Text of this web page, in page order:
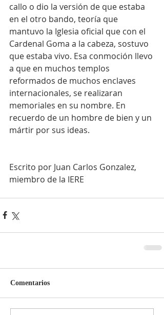
callo o dio la versión de que estaba
en el otro bando, teoría que
mantuvo la Iglesia oficial que con el
Cardenal Goma a la cabeza, sostuvo
que estaba vivo. Esa conmoción llevo
a que en muchos templos
reformados de muchos enclaves
internacionales, se realizaran
memoriales en su nombre. En
recuerdo de un hombre de bien y un
mártir por sus ideas.
Escrito por Juan Carlos Gonzalez,
miembro de la IERE
Comentarios